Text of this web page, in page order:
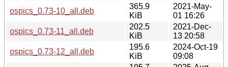
ospics_0.73-10_all.deb
365.9
KiB
2021-May-
01 16:26
ospics_0.73-11_all.deb
202.5
KiB
2021-Dec-
13 20:58
ospics_0.73-12_all.deb
195.6
KiB
2024-Oct-19
09:08